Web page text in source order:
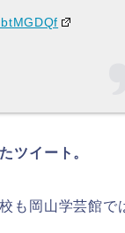
ツイート。
も岡山学芸館で